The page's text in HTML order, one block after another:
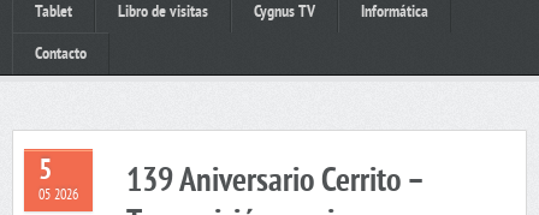
Tablet Libro de visitas Cygnus TV Informática
Contacto
5
05 2026
139 Aniversario Cerrito –